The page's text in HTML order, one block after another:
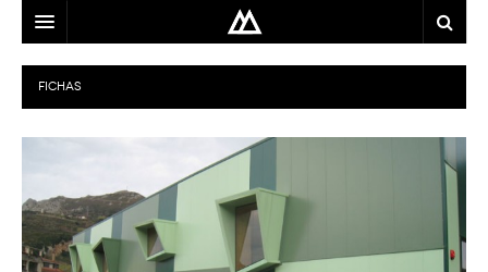
ARQUITECTO
LOCALIZACIÓN
USO
EQUIPO
FICHAS